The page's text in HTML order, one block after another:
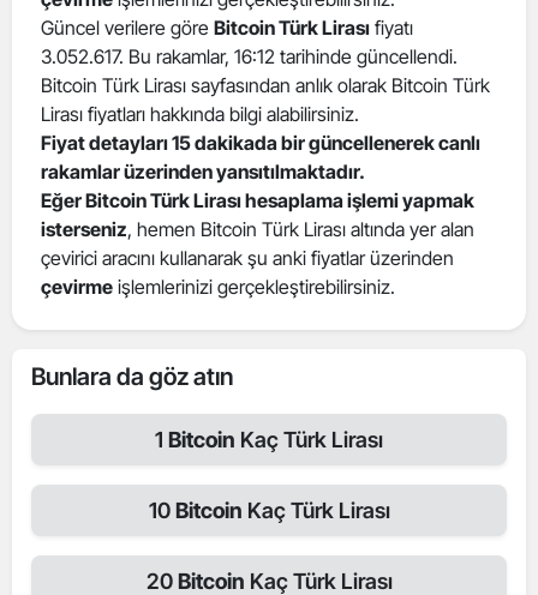
Güncel verilere göre Bitcoin Türk Lirası fiyatı
3.052.617. Bu rakamlar, 16:12 tarihinde güncellendi.
Bitcoin Türk Lirası sayfasından anlık olarak Bitcoin Türk
Lirası fiyatları hakkında bilgi alabilirsiniz.
Fiyat detayları 15 dakikada bir güncellenerek canlı
rakamlar üzerinden yansıtılmaktadır.
Eğer Bitcoin Türk Lirası hesaplama işlemi yapmak
isterseniz, hemen Bitcoin Türk Lirası altında yer alan
çevirici aracını kullanarak şu anki fiyatlar üzerinden
çevirme işlemlerinizi gerçekleştirebilirsiniz.
Bunlara da göz atın
1 Bitcoin Kaç Türk Lirası
10Bitcoin Kaç Türk Lirası
20Bitcoin Kaç Türk Lirası